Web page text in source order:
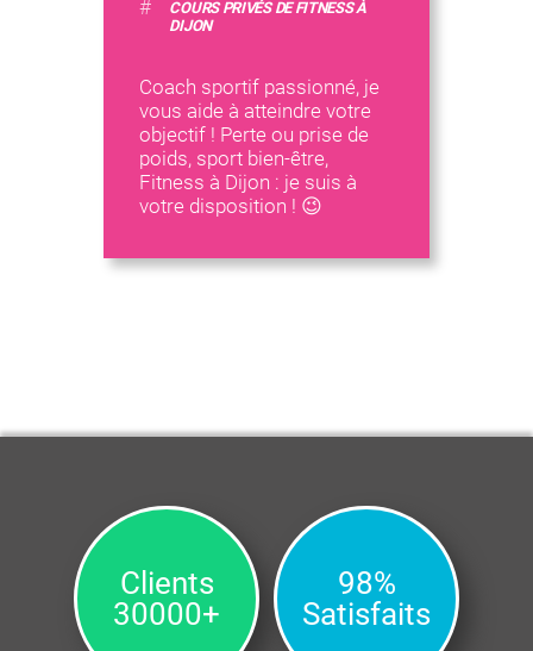
#
COURS PRIVÉS DE FITNESS À
DIJON
Coach sportif passionné, je
vous aide à atteindre votre
objectif ! Perte ou prise de
poids, sport bien-être,
Fitness à Dijon : je suis à
votre disposition ! 😉
Clients
30000+
98%
Satisfaits